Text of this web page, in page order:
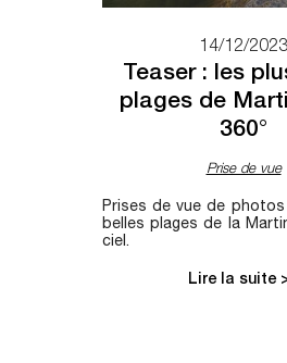
14/12/2023
Teaser : les
plages de
360°
Prise de vue
Prises de vue de
belles plages de la
ciel.
Lire la suite